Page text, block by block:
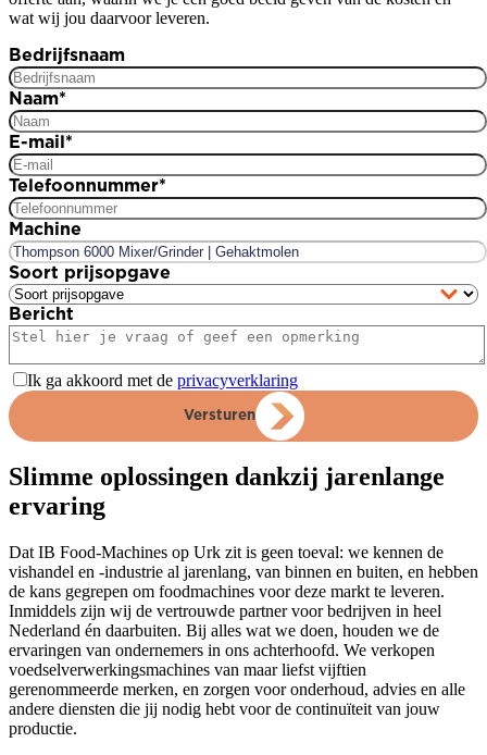
wat wij jou daarvoor leveren.
Bedrijfsnaam
Naam*
E-mail*
Telefoonnummer*
Machine
Soort prijsopgave
Bericht
Ik ga akkoord met de privacyverklaring
Versturen
Slimme oplossingen dankzij jarenlange
ervaring
Dat IB Food-Machines op Urk zit is geen toeval: we kennen de
vishandel en -industrie al jarenlang, van binnen en buiten, en hebben
de kans gegrepen om foodmachines voor deze markt te leveren.
Inmiddels zijn wij de vertrouwde partner voor bedrijven in heel
Nederland én daarbuiten. Bij alles wat we doen, houden we de
ervaringen van ondernemers in ons achterhoofd. We verkopen
voedselverwerkingsmachines van maar liefst vijftien
gerenommeerde merken, en zorgen voor onderhoud, advies en alle
andere diensten die jij nodig hebt voor de continuïteit van jouw
productie.